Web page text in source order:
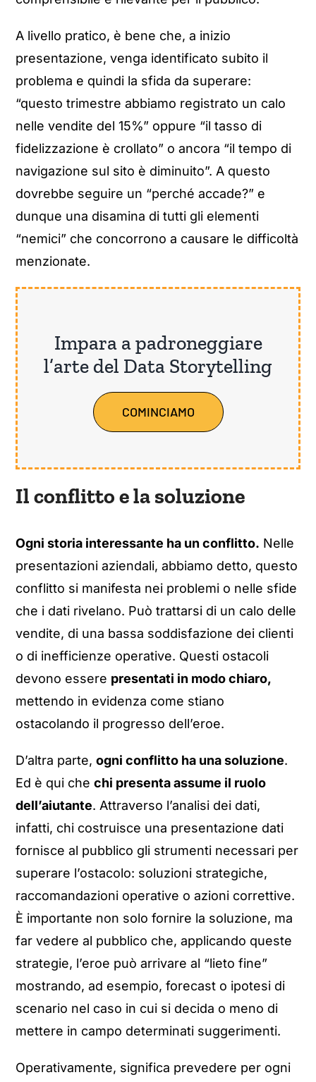
A livello pratico, è bene che, a inizio
presentazione, venga identificato subito il
problema e quindi la sfida da superare:
“questo trimestre abbiamo registrato un calo
nelle vendite del 15%” oppure “il tasso di
fidelizzazione è crollato” o ancora “il tempo di
navigazione sul sito è diminuito”. A questo
dovrebbe seguire un “perché accade?” e
dunque una disamina di tutti gli elementi
“nemici” che concorrono a causare le difficoltà
menzionate.
Impara a padroneggiare
l’arte del Data Storytelling
COMINCIAMO
Il conflitto e la soluzione
Ogni storia interessante ha un conflitto. Nelle
presentazioni aziendali, abbiamo detto, questo
conflitto si manifesta nei problemi o nelle sfide
che i dati rivelano. Può trattarsi di un calo delle
vendite, di una bassa soddisfazione dei clienti
o di inefficienze operative. Questi ostacoli
devono essere presentati in modo chiaro,
mettendo in evidenza come stiano
ostacolando il progresso dell’eroe.
D’altra parte,ogni conflitto ha una soluzione.
Ed è qui chechi presenta assume il ruolo
dell’aiutante. Attraverso l’analisi dei dati,
infatti, chi costruisce una presentazione dati
fornisce al pubblico gli strumenti necessari per
superare l’ostacolo: soluzioni strategiche,
raccomandazioni operative o azioni correttive.
È importante non solo fornire la soluzione, ma
far vedere al pubblico che, applicando queste
strategie, l’eroe può arrivare al “lieto fine”
mostrando, ad esempio, forecast o ipotesi di
scenario nel caso in cui si decida o meno di
mettere in campo determinati suggerimenti.
Operativamente, significa prevedere per ogni